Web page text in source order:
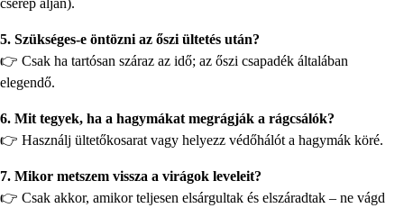
cserép alján).
5. Szükséges-e öntözni az őszi ültetés után?
👉 Csak ha tartósan száraz az idő; az őszi csapadék általában
elegendő.
6. Mit tegyek, ha a hagymákat megrágják a rágcsálók?
👉 Használj ültetőkosarat vagy helyezz védőhálót a hagymák köré.
7. Mikor metszem vissza a virágok leveleit?
👉 Csak akkor, amikor teljesen elsárgultak és elszáradtak – ne vágd